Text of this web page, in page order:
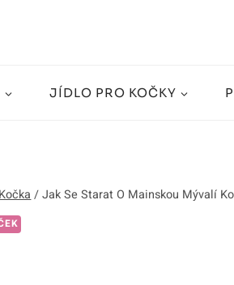
JÍDLO PRO KOČKY
/ Jak Se Starat O Mainskou Mývalí